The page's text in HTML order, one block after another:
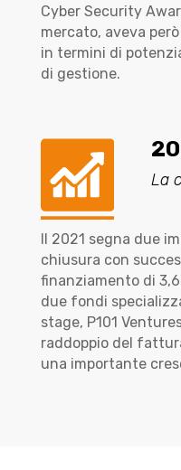
Cyber Security
mercato, aveva
in termini di
di gestione.
La
Il 2021 segna due
chiusura con
finanziamento di
due fondi
stage, P101
raddoppio del
una importante